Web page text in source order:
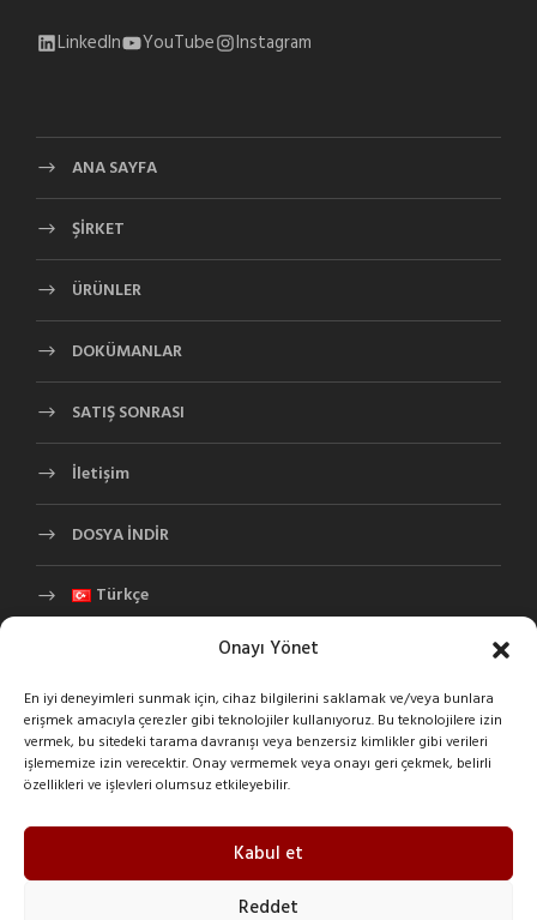
Onayı Yönet
En iyi deneyimleri sunmak için, cihaz bilgilerini saklamak ve/veya bunlara
erişmek amacıyla çerezler gibi teknolojiler kullanıyoruz. Bu teknolojilere izin
vermek, bu sitedeki tarama davranışı veya benzersiz kimlikler gibi verileri
işlememize izin verecektir. Onay vermemek veya onayı geri çekmek, belirli
özellikleri ve işlevleri olumsuz etkileyebilir.
Kabul et
Reddet
LinkedIn YouTube Instagram
ANA SAYFA
ŞİRKET
ÜRÜNLER
DOKÜMANLAR
SATIŞ SONRASI
İletişim
DOSYA İNDİR
Türkçe